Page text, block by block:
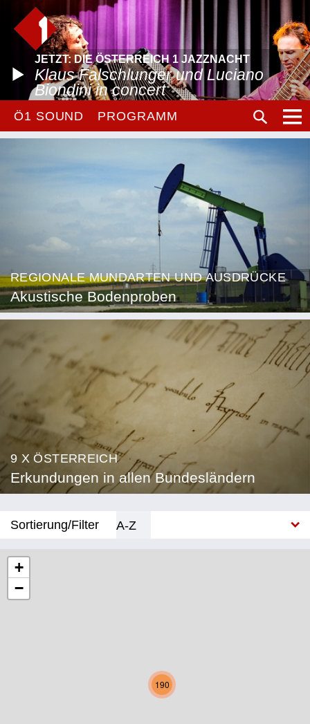
JETZT: DIE ÖSTERREICH 1 JAZZNACHT
Klaus Falschlunger und Luciano
Biondini in concert
Ö1 SOUND PROGRAMM
REGIONALE MUNDARTEN UND AUSDRÜCKE
Akustische Bodenproben
9 X ÖSTERREICH
Erkundungen in allen Bundesländern
Sortierung/Filter
A-Z
Niederösterreich
Oberösterreich
190
+
−